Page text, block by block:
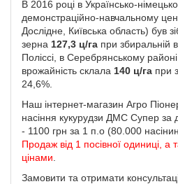
В 2016 році в Українсько-
демонстраційно-навчальному
Дослідне, Київська область) був
зерна 127,3 ц/га при збиральній
Поліссі, в Серебрянському районі
врожайність склала 140 ц/га при
24,6%.
Наш інтернет-магазин Агро
насіння кукурудзи ДМС Супер
- 1100 грн за 1 п.о (80.000
Продаж від 1 посівної одиниці, а
цінами
Замовити та отримати